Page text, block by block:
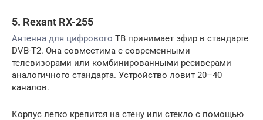
5. Rexant RX-255
Антенна для цифрового ТВ принимает эфир в стандарте
DVB-T2. Она совместима с современными
телевизорами или комбинированными ресиверами
аналогичного стандарта. Устройство ловит 20–40
каналов.
Корпус легко крепится на стену или стекло с помощью